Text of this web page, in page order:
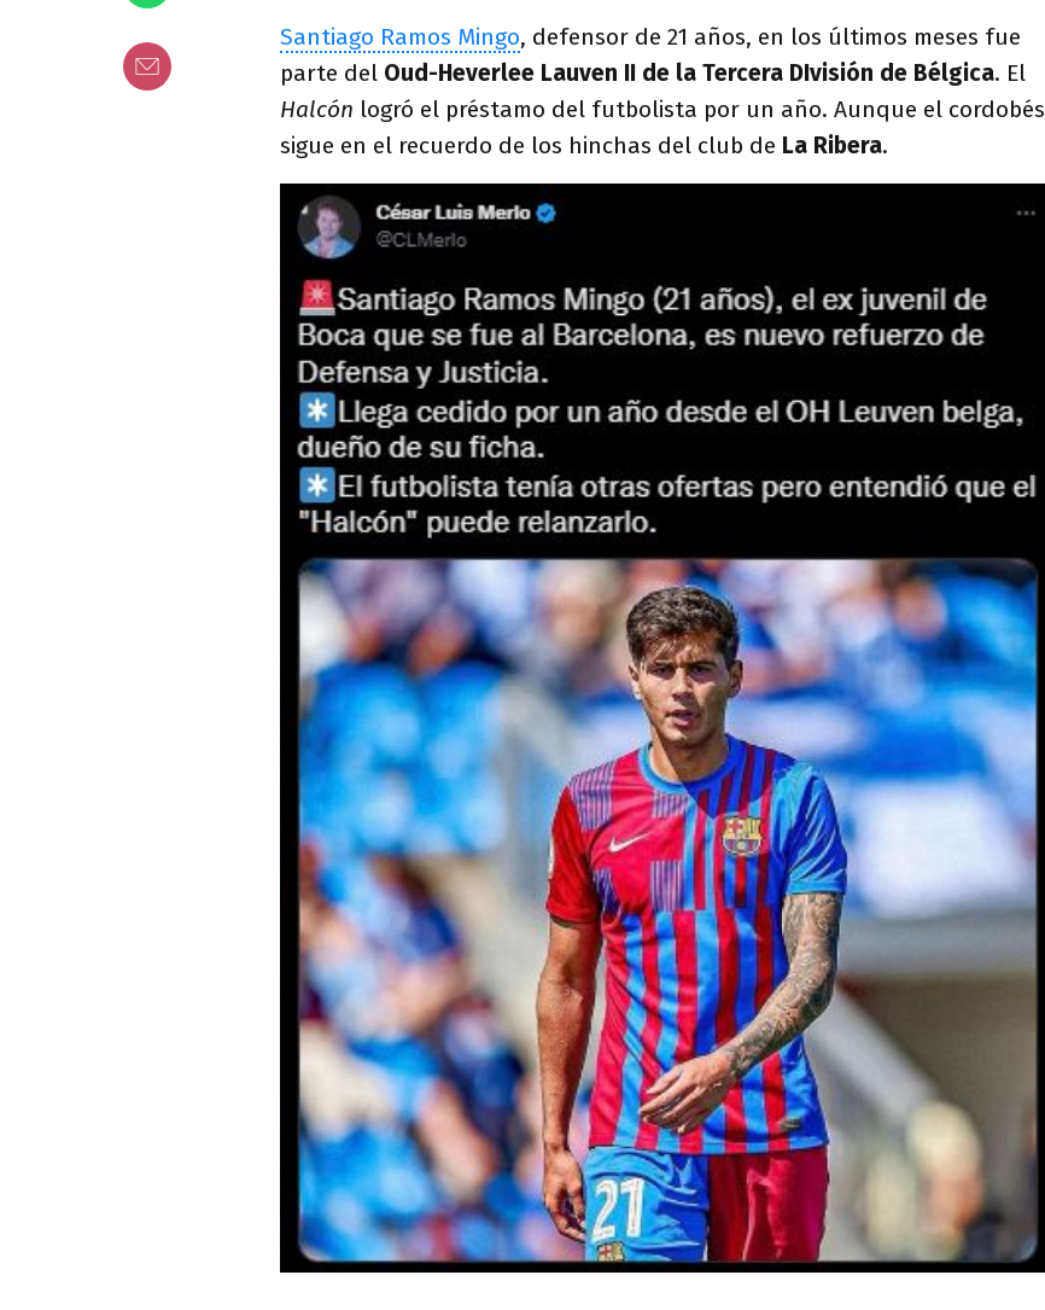
Santiago Ramos Mingo, defensor de 21 años, en los últimos meses fue
parte del Oud-Heverlee Lauven II de la Tercera DIvisión de Bélgica. El
Halcón logró el préstamo del futbolista por un año. Aunque el cordobés
sigue en el recuerdo de los hinchas del club de La Ribera.